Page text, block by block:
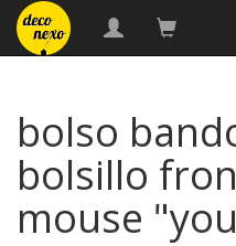
bolso
bolsillo
mouse